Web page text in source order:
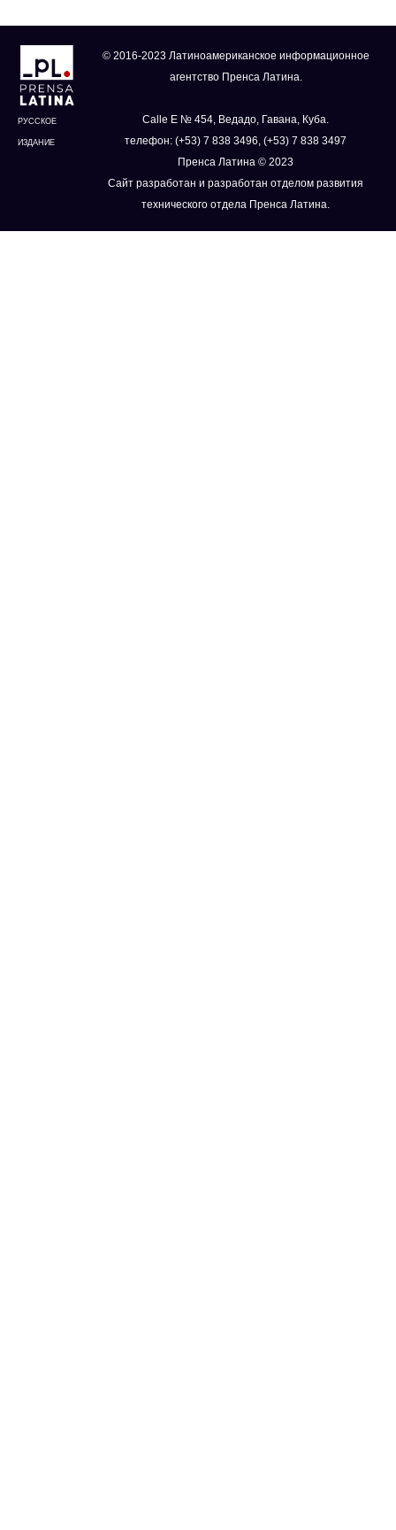
РУССКОЕ
ИЗДАНИЕ
© 2016-2023 Латиноамериканское информационное
агентство Пренса Латина.
Calle E № 454, Ведадо, Гавана, Куба.
телефон: (+53) 7 838 3496, (+53) 7 838 3497
Пренса Латина © 2023
Сайт разработан и разработан отделом развития
технического отдела Пренса Латина.